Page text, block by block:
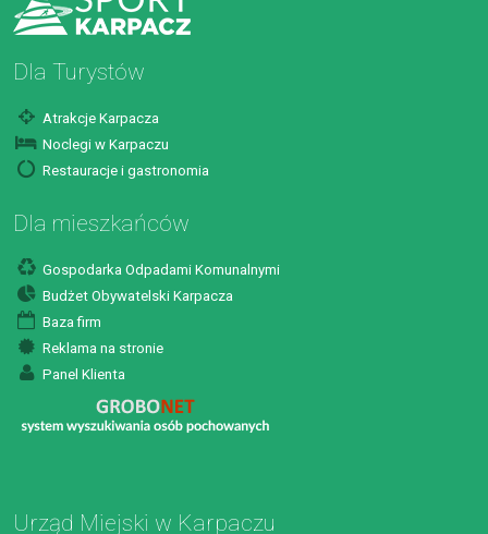
Dla Turystów
Atrakcje Karpacza
Noclegi w Karpaczu
Restauracje i gastronomia
Dla mieszkańców
Gospodarka Odpadami Komunalnymi
Budżet Obywatelski Karpacza
Baza firm
Reklama na stronie
Panel Klienta
Urząd Miejski w Karpaczu